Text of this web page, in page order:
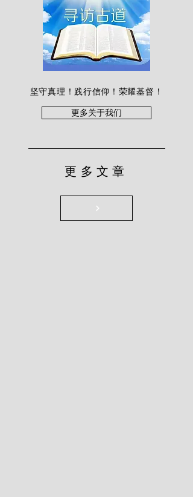
坚守真理！践行信仰！荣耀基督！
更多关于我们
更多文章